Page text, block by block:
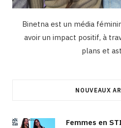
Binetna est un média
avoir un impact positif, à
plans et
NOUVEAUX
Femmes en